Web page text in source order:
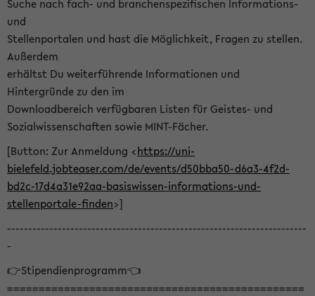
Suche nach fach- und branchenspezifischen Informations-
und
Stellenportalen und hast die Möglichkeit, Fragen zu stellen.
Außerdem
erhältst Du weiterführende Informationen und
Hintergründe zu den im
Downloadbereich verfügbaren Listen für Geistes- und
Sozialwissenschaften sowie MINT-Fächer.
[Button: Zur Anmeldung <https://uni-
bielefeld.jobteaser.com/de/events/d50bba50-d6a3-4f2d-
bd2c-17d4a31e92aa-basiswissen-informations-und-
stellenportale-finden>]
-----------------------------------------------------------------------
-
👉Stipendienprogramm👈
===============================================